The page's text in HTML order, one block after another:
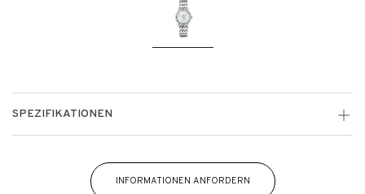
SPEZIFIKATIONEN
INFORMATIONEN ANFORDERN